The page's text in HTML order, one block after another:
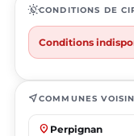
routineCONDITIONS DE
Conditions
near_meCOMMUNES
place Perpignan